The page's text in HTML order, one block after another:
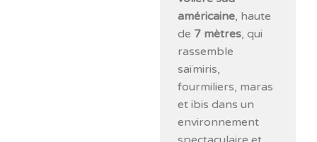
américaine, haute
de 7 mètres, qui
rassemble
saïmiris,
fourmiliers, maras
et ibis dans un
environnement